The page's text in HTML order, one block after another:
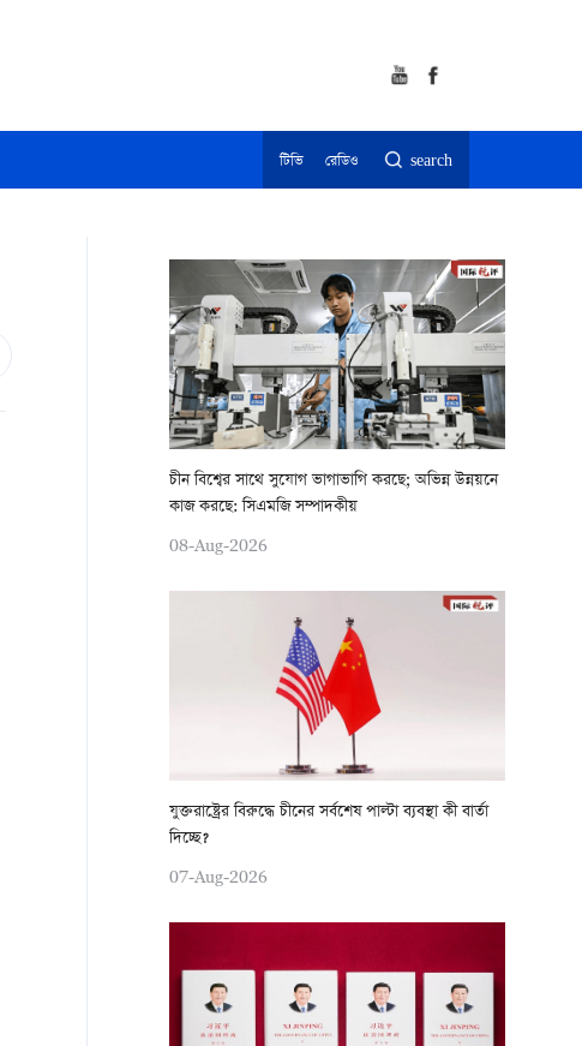
টিভি রেডিও search
চীন বিশ্বের সাথে সুযোগ ভাগাভাগি করছে; অভিন্ন উন্নয়নে
কাজ করছে: সিএমজি সম্পাদকীয়
08-Aug-2026
যুক্তরাষ্ট্রের বিরুদ্ধে চীনের সর্বশেষ পাল্টা ব্যবস্থা কী বার্তা
দিচ্ছে?
07-Aug-2026